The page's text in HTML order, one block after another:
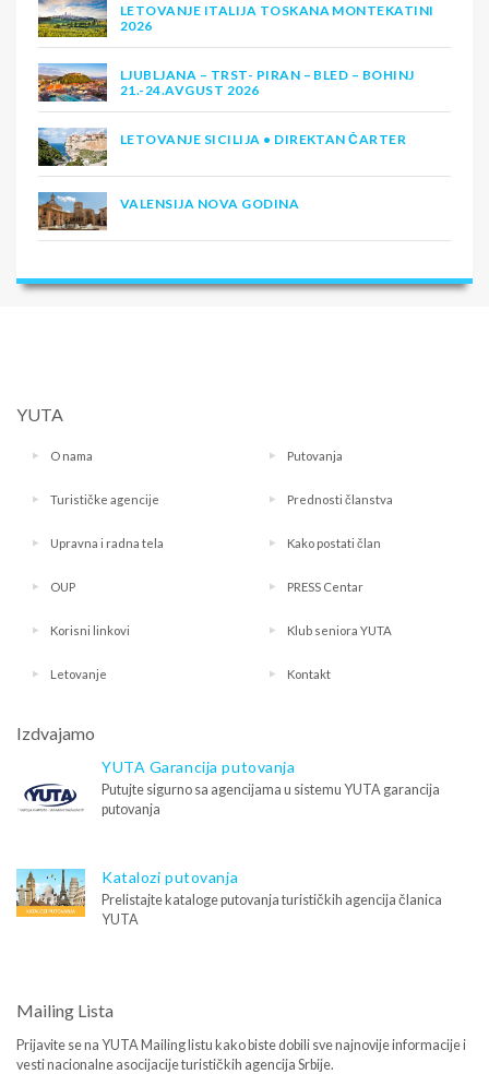
LETOVANJE ITALIJA TOSKANA MONTEKATINI
2026
LJUBLJANA – TRST- PIRAN – BLED – BOHINJ
21.-24.AVGUST 2026
LETOVANJE SICILIJA • DIREKTAN ČARTER
VALENSIJA NOVA GODINA
YUTA
O nama Putovanja
Turističke agencije Prednosti članstva
Upravna i radna tela Kako postati član
OUP PRESS Centar
Korisni linkovi Klub seniora YUTA
Letovanje Kontakt
Izdvajamo
YUTA Garancija putovanja
Putujte sigurno sa agencijama u sistemu YUTA garancija
putovanja
Katalozi putovanja
Prelistajte kataloge putovanja turističkih agencija članica
YUTA
Mailing Lista
Prijavite se na YUTA Mailing listu kako biste dobili sve najnovije informacije i
vesti nacionalne asocijacije turističkih agencija Srbije.